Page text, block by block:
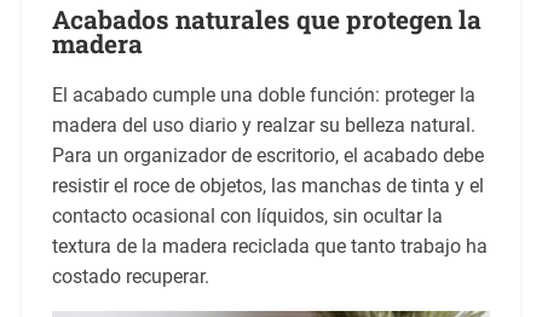
Acabados naturales que protegen la
madera
El acabado cumple una doble función: proteger la
madera del uso diario y realzar su belleza natural.
Para un organizador de escritorio, el acabado debe
resistir el roce de objetos, las manchas de tinta y el
contacto ocasional con líquidos, sin ocultar la
textura de la madera reciclada que tanto trabajo ha
costado recuperar.